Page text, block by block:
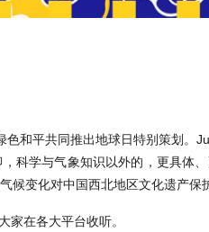
和平共同推出地球日特别策划。
科学与气象知识以外的，更具
候变化对中国西北地区文化遗产
家在各大平台收听。